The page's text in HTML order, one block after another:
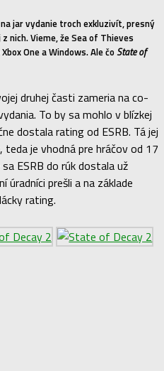
jar vydanie troch exkluzivít, presný
nich. Vieme, že Sea of Thieves
One a Windows. Ale čo State of
druhej časti zameria na co-
To by sa mohlo v blízkej
dostala rating od ESRB. Tá jej
, teda je vhodná pre hráčov od 17
ESRB do rúk dostala už
prešli a na základe
rating.